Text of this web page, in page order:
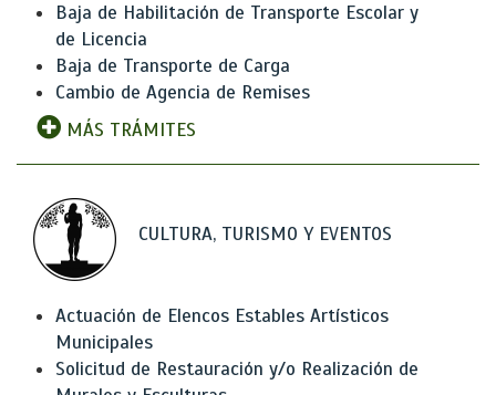
Baja de Habilitación de Transporte Escolar y
de Licencia
Baja de Transporte de Carga
Cambio de Agencia de Remises
MÁS TRÁMITES
CULTURA, TURISMO Y EVENTOS
Actuación de Elencos Estables Artísticos
Municipales
Solicitud de Restauración y/o Realización de